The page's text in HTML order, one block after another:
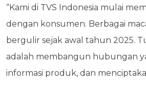
“Kami di TVS Indonesia mulai
dengan konsumen. Berbagai
bergulir sejak awal tahun 2025.
adalah membangun hubungan
informasi produk, dan